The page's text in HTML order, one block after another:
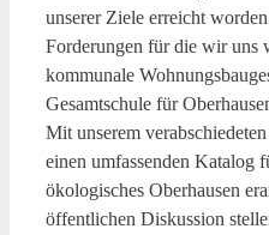
unserer Ziele erreicht
Forderungen für die wir uns
kommunale
Gesamtschule für
Mit unserem
einen umfassenden Katalog
ökologisches Oberhausen
öffentlichen Diskussion